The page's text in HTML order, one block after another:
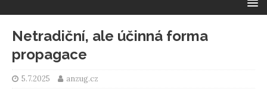
Netradiční, ale účinná forma
propagace
5.7.2025 anzug.cz